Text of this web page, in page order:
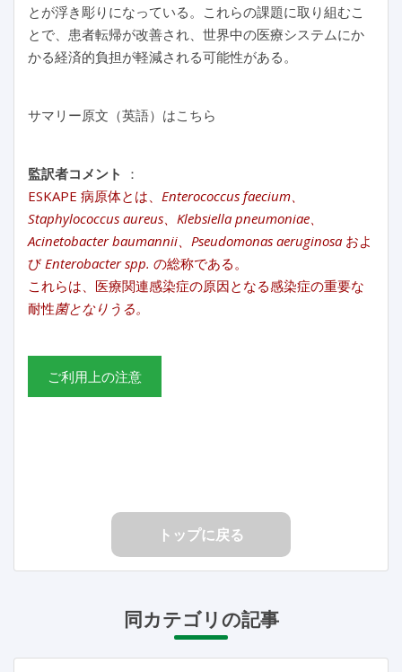
とが浮き彫りになっている。これらの課題に取り組むこ
とで、患者転帰が改善され、世界中の医療システムにか
かる経済的負担が軽減される可能性がある。
サマリー原文（英語）はこちら
監訳者コメント
：
ESKAPE 病原体とは、 Enterococcus faecium、
Staphylococcus aureus、 Klebsiella pneumoniae、
Acinetobacter baumannii、 Pseudomonas aeruginosa およ
びEnterobacterspp. の総称である。
これらは、医療関連感染症の原因となる感染症の重要な
耐性菌となりうる。
ご利用上の注意
トップに戻る
同カテゴリの記事